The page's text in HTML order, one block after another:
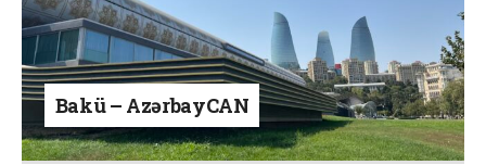
Bakü – AzərbayCAN